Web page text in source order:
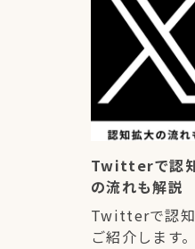
Twitterで認
の流れも解説
Twitterで認知
ご紹介します